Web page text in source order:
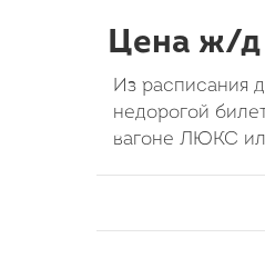
Цена ж/д
Из расписания
недорогой
вагоне ЛЮКС